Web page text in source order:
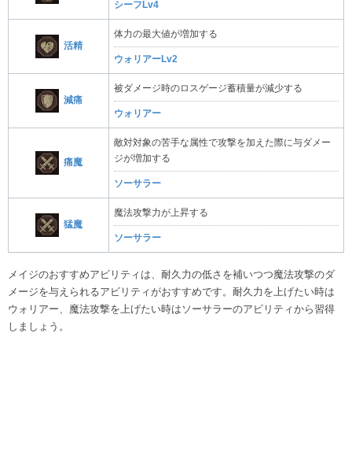
シーフLv4
活精
体力の最大値が増加する
ウォリアーLv2
減痛
被ダメージ時のロスゲージ蓄積量が減少する
ウォリアー
痛魔
敵対対象の苦手な属性で攻撃を加えた際に与ダメー
ジが増加する
ソーサラー
猛魔
魔法攻撃力が上昇する
ソーサラー
メイジのおすすめアビリティは、耐久力の低さを補いつつ魔法攻撃のダ
メージを与えられるアビリティがおすすめです。耐久力を上げたい時は
ウォリアー、魔法攻撃を上げたい時はソーサラーのアビリティから習得
しましょう。